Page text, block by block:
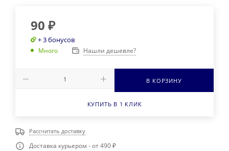
90 ₽
+ 3 бонусов
Много Нашли дешевле?
В КОРЗИНУ
КУПИТЬ В 1 КЛИК
Рассчитать доставку
Доставка курьером - от 490 ₽